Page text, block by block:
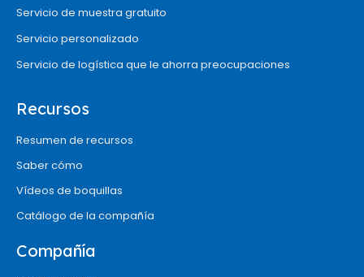
Servicio de muestra gratuito
Servicio personalizado
Servicio de logística que le ahorra preocupaciones
Recursos
Resumen de recursos
Saber cómo
Vídeos de boquillas
Catálogo de la compañía
Compañía